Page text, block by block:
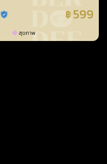
ร้านยืนยันแล้ว ฿ 599
สุขภาพ